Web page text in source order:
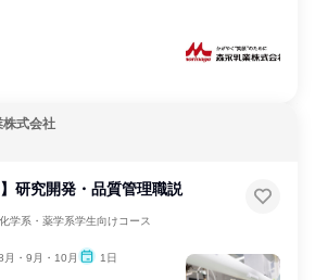
株式会社
研究開発・品質管理職説
学系・薬学系学生向けコース
月・9月・10月 1日